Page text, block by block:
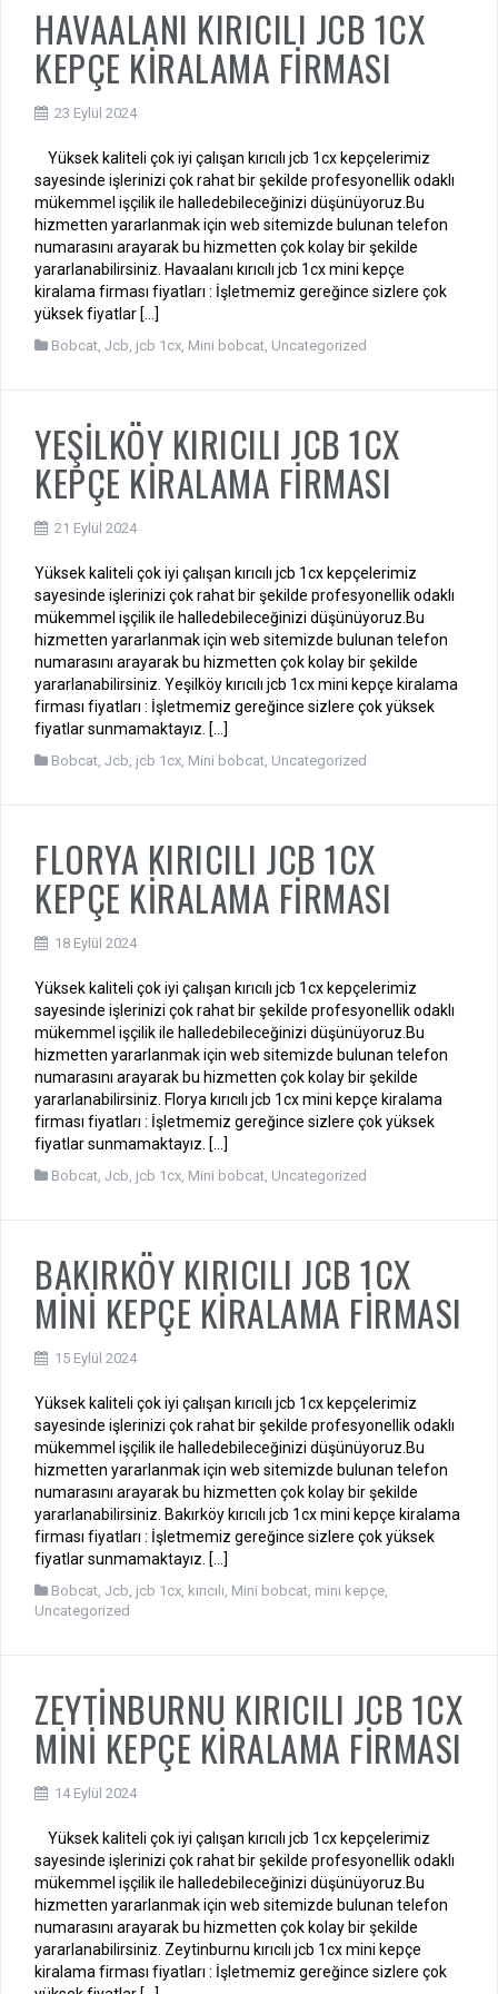
HAVAALANI KIRICILI JCB 1CX
KEPÇE KİRALAMA FİRMASI
23 Eylül 2024
Yüksek kaliteli çok iyi çalışan kırıcılı jcb 1cx kepçelerimiz
sayesinde işlerinizi çok rahat bir şekilde profesyonellik odaklı
mükemmel işçilik ile halledebileceğinizi düşünüyoruz.Bu
hizmetten yararlanmak için web sitemizde bulunan telefon
numarasını arayarak bu hizmetten çok kolay bir şekilde
yararlanabilirsiniz. Havaalanı kırıcılı jcb 1cx mini kepçe
kiralama firması fiyatları : İşletmemiz gereğince sizlere çok
yüksek fiyatlar […]
Bobcat Jcb jcb 1cx Mini bobcat Uncategorized
YEŞİLKÖY KIRICILI JCB 1CX
KEPÇE KİRALAMA FİRMASI
21 Eylül 2024
Yüksek kaliteli çok iyi çalışan kırıcılı jcb 1cx kepçelerimiz
sayesinde işlerinizi çok rahat bir şekilde profesyonellik odaklı
mükemmel işçilik ile halledebileceğinizi düşünüyoruz.Bu
hizmetten yararlanmak için web sitemizde bulunan telefon
numarasını arayarak bu hizmetten çok kolay bir şekilde
yararlanabilirsiniz. Yeşilköy kırıcılı jcb 1cx mini kepçe kiralama
firması fiyatları : İşletmemiz gereğince sizlere çok yüksek
fiyatlar sunmamaktayız. […]
Bobcat Jcb jcb 1cx Mini bobcat Uncategorized
FLORYA KIRICILI JCB 1CX
KEPÇE KİRALAMA FİRMASI
18 Eylül 2024
Yüksek kaliteli çok iyi çalışan kırıcılı jcb 1cx kepçelerimiz
sayesinde işlerinizi çok rahat bir şekilde profesyonellik odaklı
mükemmel işçilik ile halledebileceğinizi düşünüyoruz.Bu
hizmetten yararlanmak için web sitemizde bulunan telefon
numarasını arayarak bu hizmetten çok kolay bir şekilde
yararlanabilirsiniz. Florya kırıcılı jcb 1cx mini kepçe kiralama
firması fiyatları : İşletmemiz gereğince sizlere çok yüksek
fiyatlar sunmamaktayız. […]
Bobcat Jcb jcb 1cx Mini bobcat Uncategorized
BAKIRKÖY KIRICILI JCB 1CX
MİNİ KEPÇE KİRALAMA FİRMASI
15 Eylül 2024
Yüksek kaliteli çok iyi çalışan kırıcılı jcb 1cx kepçelerimiz
sayesinde işlerinizi çok rahat bir şekilde profesyonellik odaklı
mükemmel işçilik ile halledebileceğinizi düşünüyoruz.Bu
hizmetten yararlanmak için web sitemizde bulunan telefon
numarasını arayarak bu hizmetten çok kolay bir şekilde
yararlanabilirsiniz. Bakırköy kırıcılı jcb 1cx mini kepçe kiralama
firması fiyatları : İşletmemiz gereğince sizlere çok yüksek
fiyatlar sunmamaktayız. […]
Bobcat Jcb jcb 1cx kırıcılı Mini bobcat mini kepçe
Uncategorized
ZEYTİNBURNU KIRICILI JCB 1CX
MİNİ KEPÇE KİRALAMA FİRMASI
14 Eylül 2024
Yüksek kaliteli çok iyi çalışan kırıcılı jcb 1cx kepçelerimiz
sayesinde işlerinizi çok rahat bir şekilde profesyonellik odaklı
mükemmel işçilik ile halledebileceğinizi düşünüyoruz.Bu
hizmetten yararlanmak için web sitemizde bulunan telefon
numarasını arayarak bu hizmetten çok kolay bir şekilde
yararlanabilirsiniz. Zeytinburnu kırıcılı jcb 1cx mini kepçe
kiralama firması fiyatları : İşletmemiz gereğince sizlere çok